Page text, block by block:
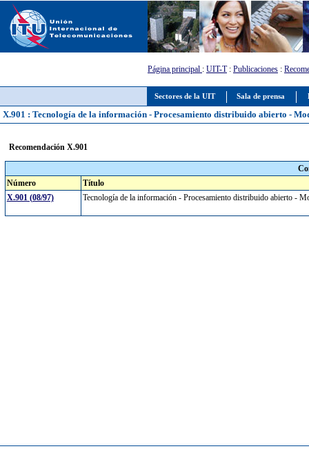
Sectores de la UIT Sala de prensa
Página principal : UIT-T: Publicaciones :
X.901 : Tecnología de la información - Procesamiento distribuido abierto -
Recomendación X.901
Número
Título
X.901 (08/97)
Tecnología de la información - Procesamiento distribuido abierto -